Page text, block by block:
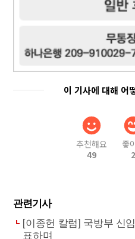
이 기사에 대해 어
추천해요
49
좋
2
관련기사
[이종헌 칼럼] 국방부 신
표하며